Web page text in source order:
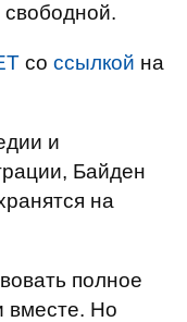
свободной.
со ссылкой на
и
Байден
на
полное
вместе. Но